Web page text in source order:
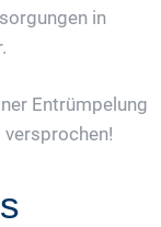
in
Entrümpelung